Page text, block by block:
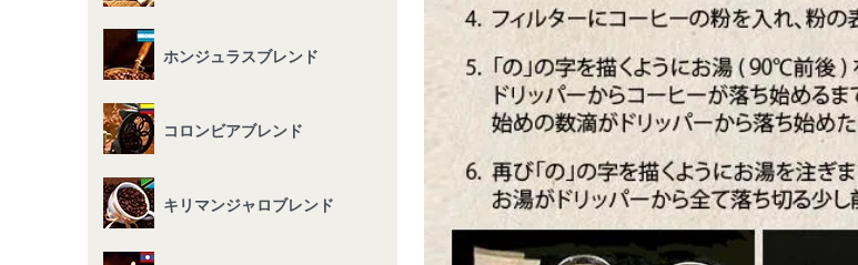
ホンジュラスブレンド
コロンビアブレンド
キリマンジャロブレンド